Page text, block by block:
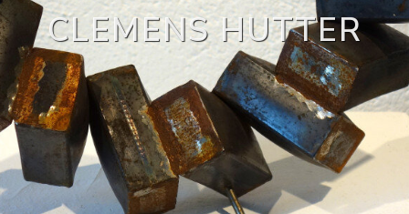
CLEMENS HUTTER